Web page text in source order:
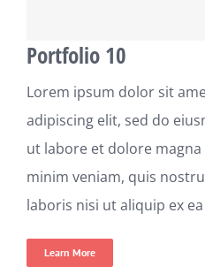
Portfolio 10
Lorem ipsum dolor sit
adipiscing elit, sed do
ut labore et dolore
minim veniam, quis
laboris nisi ut aliquip ex
Learn More